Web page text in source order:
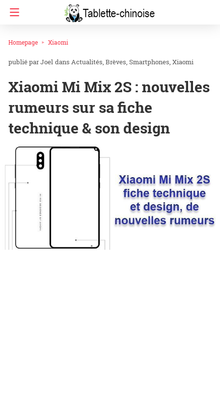
Homepage Xiaomi
Joel dans Actualités Brèves Smartphones Xiaomi
Xiaomi Mi Mix 2S : nouvelles
rumeurs sur sa fiche
technique & son design